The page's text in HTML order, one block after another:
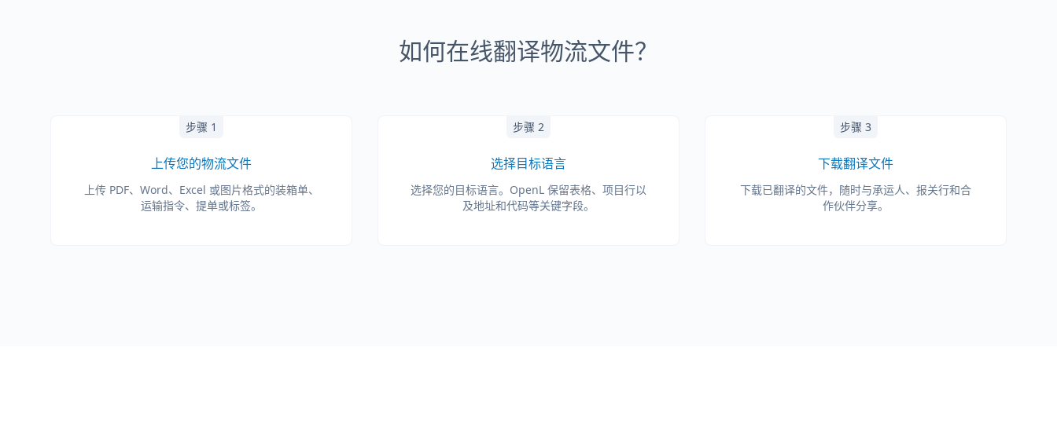
如何在线翻译物流文件？
步骤 1
上传您的物流文件
上传 PDF、Word、Excel 或图片格式的装箱单、
运输指令、提单或标签。
步骤 2
选择目标语言
选择您的目标语言。OpenL 保留表格、项目行以
及地址和代码等关键字段。
步骤 3
下载翻译文件
下载已翻译的文件，随时与承运人、报关行和合
作伙伴分享。